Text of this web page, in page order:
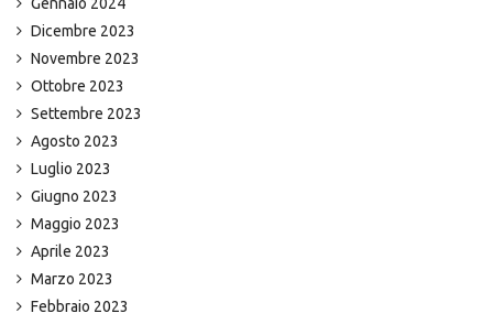
Dicembre 2023
Novembre 2023
Ottobre 2023
Settembre 2023
Agosto 2023
Luglio 2023
Giugno 2023
Maggio 2023
Aprile 2023
Marzo 2023
Febbraio 2023